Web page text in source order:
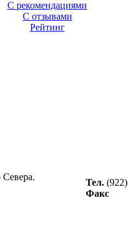
С рекомендациями
С отзывами
Рейтинг
Севера.
Тел.(922)
Факс